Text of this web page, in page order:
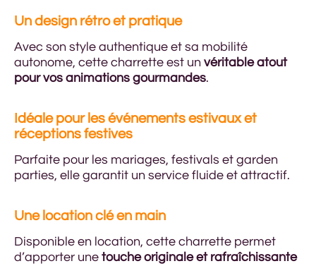
Un design rétro et pratique
Avec son style authentique et sa mobilité
autonome, cette charrette est un véritable atout
pour vos animations gourmandes.
Idéale pour les événements estivaux et
réceptions festives
Parfaite pour les mariages, festivals et garden
parties, elle garantit un service fluide et attractif.
Une location clé en main
Disponible en location, cette charrette permet
d’apporter une touche originale et rafraîchissante